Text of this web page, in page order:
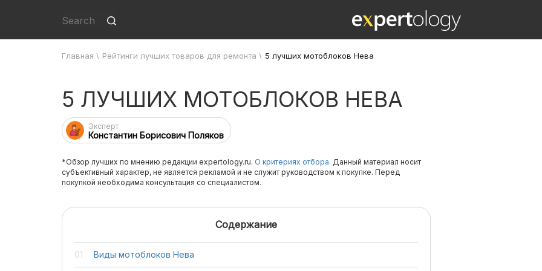
Главная \ Рейтинги лучших товаров для ремонта \ 5 лучших мотоблоков Нева
5 ЛУЧШИХ МОТОБЛОКОВ НЕВА
Эксперт
Константин Борисович Поляков
*Обзор лучших по мнению редакции expertology.ru. О критериях отбора. Данный материал носит
субъективный характер, не является рекламой и не служит руководством к покупке. Перед
покупкой необходима консультация со специалистом.
Содержание
Виды мотоблоков Нева